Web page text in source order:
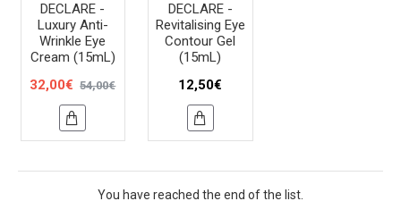
DECLARE -
Luxury Anti-
Wrinkle Eye
Cream (15mL)
32,00€ 54,00€
DECLARE -
Revitalising Eye
Contour Gel
(15mL)
12,50€
You have reached the end of the list.